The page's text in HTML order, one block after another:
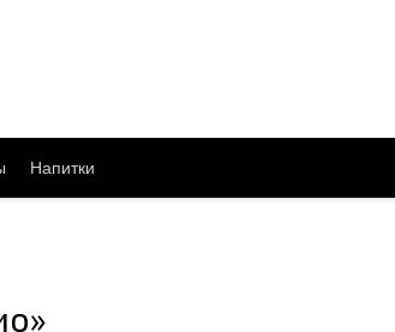
Напитки